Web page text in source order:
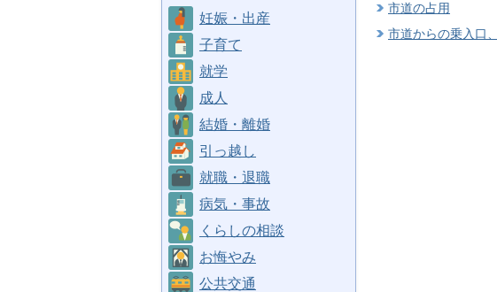
妊娠・出産
子育て
就学
成人
結婚・離婚
引っ越し
就職・退職
病気・事故
くらしの相談
お悔やみ
公共交通
市道の占用
市道からの乗入口